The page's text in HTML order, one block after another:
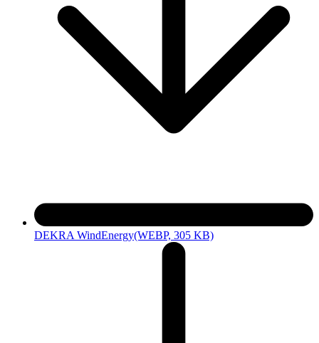
DEKRA WindEnergy(WEBP, 305 KB)